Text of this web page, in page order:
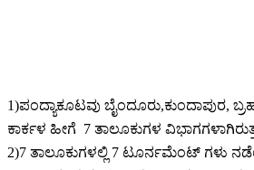
1)ಪಂದ್ಯಾಕೂಟವು ಬೈಂದೂರು,ಕುಂದಾಪುರ,
ಕಾರ್ಕಳ ಹೀಗೆ 7 ತಾಲೂಕುಗಳ
2)7 ತಾಲೂಕುಗಳಲ್ಲಿ 7 ಟೂರ್ನಮೆಂಟ್ ಗಳು